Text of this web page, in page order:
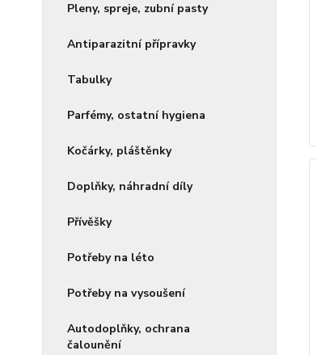
Pleny, spreje, zubní pasty
Antiparazitní přípravky
Tabulky
Parfémy, ostatní hygiena
Kočárky, pláštěnky
Doplňky, náhradní díly
Přívěšky
Potřeby na léto
Potřeby na vysoušení
Autodoplňky, ochrana
čalounění